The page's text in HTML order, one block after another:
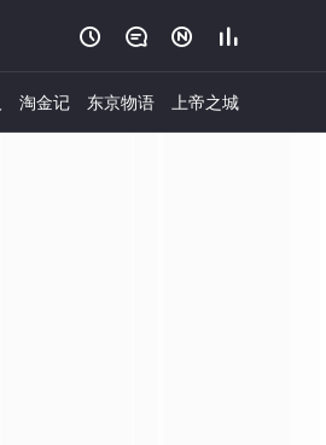
   
淘金记 东京物语 上帝之城